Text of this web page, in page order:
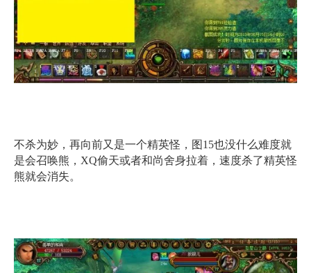
不杀为妙，再向前又是一个精英怪，图15也没什么难度就
是会召唤熊，XQ偷天或者和尚舍身拉着，速度杀了精英怪
熊就会消失。